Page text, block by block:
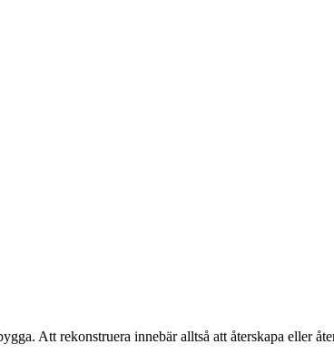
Att rekonstruera innebär alltså att återskapa eller